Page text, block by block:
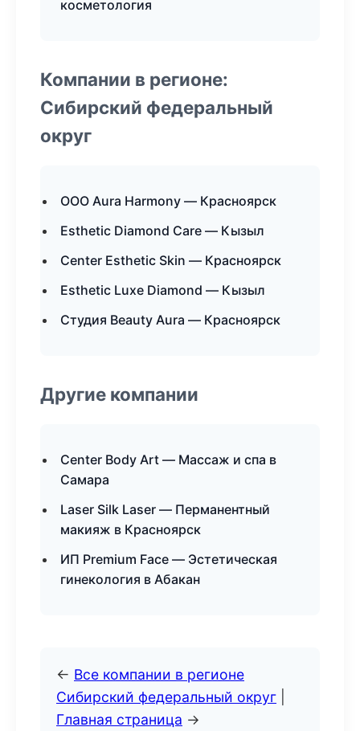
косметология
Компании в регионе:
Сибирский федеральный
округ
ООО Aura Harmony — Красноярск
Esthetic Diamond Care — Кызыл
Center Esthetic Skin — Красноярск
Esthetic Luxe Diamond — Кызыл
Студия Beauty Aura — Красноярск
Другие компании
Center Body Art — Массаж и спа в
Самара
Laser Silk Laser — Перманентный
макияж в Красноярск
ИП Premium Face — Эстетическая
гинекология в Абакан
← Все компании в регионе
Сибирский федеральный округ
Главная страница →